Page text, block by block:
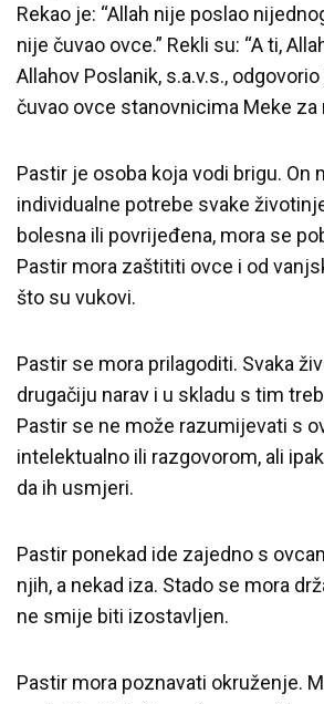
Rekao je: “Allah nije poslao
nije čuvao ovce.” Rekli su: “A ti,
Allahov Poslanik, s.a.v.s., odgovorio
čuvao ovce stanovnicima Meke za
Pastir je osoba koja vodi brigu. On
individualne potrebe svake
bolesna ili povrijeđena, mora se
Pastir mora zaštititi ovce i od
što su vukovi.
Pastir se mora prilagoditi. Svaka
drugačiju narav i u skladu s tim
Pastir se ne može razumijevati s
intelektualno ili razgovorom, ali
da ih usmjeri.
Pastir ponekad ide zajedno s
njih, a nekad iza. Stado se mora
ne smije biti izostavljen.
Pastir mora poznavati okruženje.